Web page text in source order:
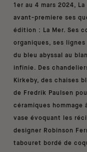
1er au 4 mars 2024,
avant-premiere ses
édition : La Mer. Ses
organiques, ses
du bleu abyssal au
infinie. Des
Kirkeby, des chaises
de Fredrik Paulsen
céramiques hommage
vase évoquant les
designer Robinson
tabouret bordé de